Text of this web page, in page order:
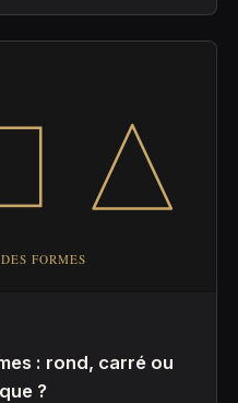
: rond, carré ou
?